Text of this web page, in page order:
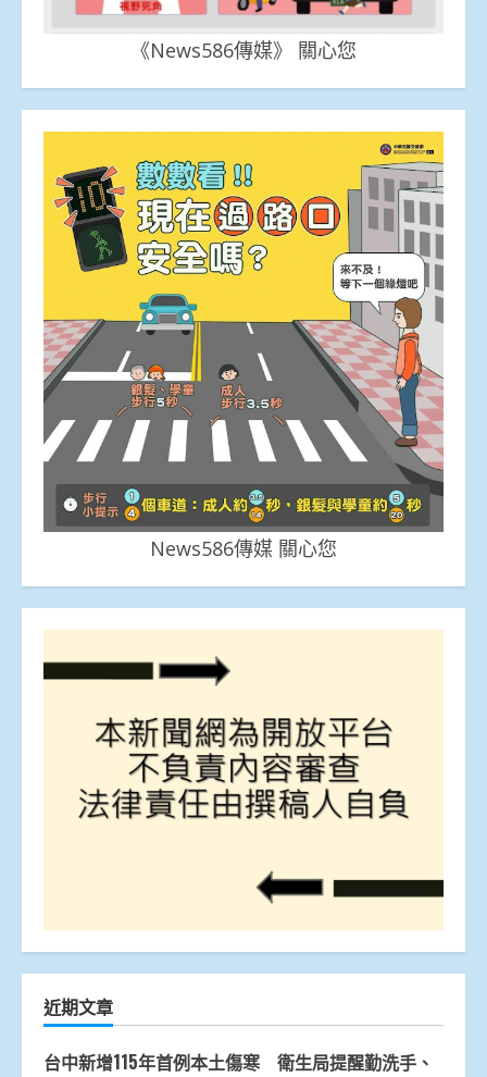
《News586傳媒》 關心您
News586傳媒 關心您
近期文章
台中新增115年首例本土傷寒 衛生局提醒勤洗手、